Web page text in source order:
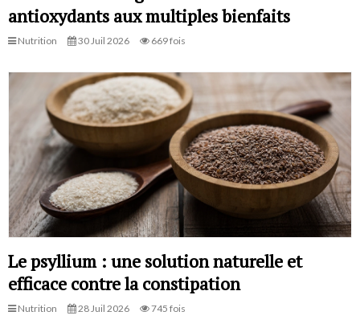
antioxydants aux multiples bienfaits
Nutrition 30 Juil 2026 669 fois
Le psyllium : une solution naturelle et
efficace contre la constipation
Nutrition 28 Juil 2026 745 fois